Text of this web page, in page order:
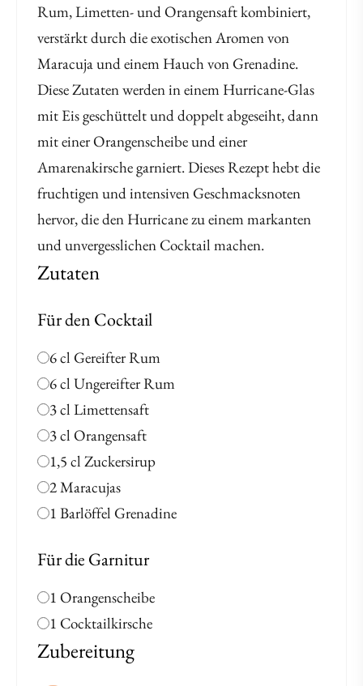
Rum, Limetten- und Orangensaft kombiniert,
verstärkt durch die exotischen Aromen von
Maracuja und einem Hauch von Grenadine.
Diese Zutaten werden in einem Hurricane-Glas
mit Eis geschüttelt und doppelt abgeseiht, dann
mit einer Orangenscheibe und einer
Amarenakirsche garniert. Dieses Rezept hebt die
fruchtigen und intensiven Geschmacksnoten
hervor, die den Hurricane zu einem markanten
und unvergesslichen Cocktail machen.
Zutaten
Für den Cocktail
6 cl Gereifter Rum
6 cl Ungereifter Rum
3 cl Limettensaft
3 cl Orangensaft
1,5 cl Zuckersirup
2 Maracujas
1 Barlöffel Grenadine
Für die Garnitur
1 Orangenscheibe
1 Cocktailkirsche
Zubereitung